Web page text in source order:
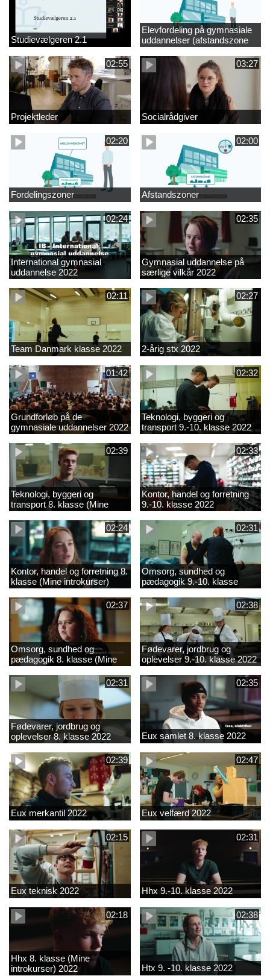
Studievælgeren 2.1
Elevfordeling på gymnasiale
uddannelser (afstandszone
redigeret)
02:55
Projektleder
03:27
Socialrådgiver
02:20
Fordelingszoner
02:00
Afstandszoner
02:24
International gymnasial
uddannelse 2022
02:35
Gymnasial uddannelse på
særlige vilkår 2022
02:11
Team Danmark klasse 2022
02:27
2-årig stx 2022
01:42
Grundforløb på de
gymnasiale uddannelser 2022
02:32
Teknologi, byggeri og
transport 9.-10. klasse 2022
02:39
Teknologi, byggeri og
transport 8. klasse (Mine
introkurser) 2022
02:33
Kontor, handel og forretning
9.-10. klasse 2022
02:24
Kontor, handel og forretning 8.
klasse (Mine introkurser)
2022
02:31
Omsorg, sundhed og
pædagogik 9.-10. klasse
2022
02:37
Omsorg, sundhed og
pædagogik 8. klasse (Mine
introkurser) 2022
02:38
Fødevarer, jordbrug og
oplevelser 9.-10. klasse 2022
02:31
Fødevarer, jordbrug og
oplevelser 8. klasse 2022
02:35
Eux samlet 8. klasse 2022
02:39
Eux merkantil 2022
02:47
Eux velfærd 2022
02:15
Eux teknisk 2022
02:31
Hhx 9.-10. klasse 2022
02:18
Hhx 8. klasse (Mine
introkurser) 2022
02:38
Htx 9. -10. klasse 2022